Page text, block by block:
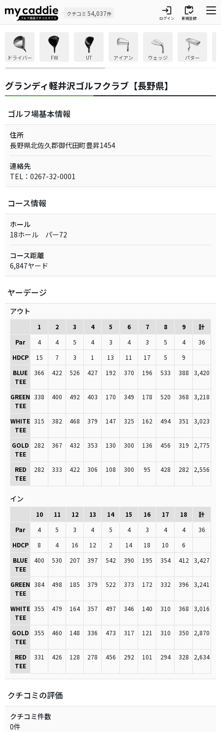
クチコミ 54,037件 login
ログイン
inventory
新規登録
ドライバー FW UT アイアン ウェッジ パター
グランディ軽井沢ゴルフクラブ【長野県】
ゴルフ場基本情報
住所
長野県北佐久郡御代田町豊昇1454
連絡先
TEL：0267-32-0001
コース情報
ホール
18ホール パー72
コース距離
6,847ヤード
ヤーデージ
アウト
1 2 3 4 5 6 7 8 9
計
Par
4 4 5 4 3 4 3 5 4
36
HDCP
15 7 3 1 13 11 17 5
9
BLUE
TEE
366 422 526 427 192 370 196 533 388 3,420
GREEN
TEE
338 400 492 403 170 349 178 520 368 3,218
WHITE
TEE
315 382 468 379 147 325 162 494 351 3,023
GOLD
TEE
282 367 432 353 130 300 136 456 319 2,775
RED
TEE
282 333 422 306 108 300 95 428 282 2,556
イン
10 11 12 13 14 15 16 17 18
計
Par
4 5 3 4 5 4 3 4 4
36
HDCP
8 4 16 12 2 14 18 10
6
BLUE
TEE
400 530 207 397 542 390 195 354 412 3,427
GREEN
TEE
384 498 185 379 522 373 172 332 396 3,241
WHITE
TEE
355 479 164 357 497 346 140 310 368 3,016
GOLD
TEE
355 460 148 336 473 317 121 310 350 2,870
RED
TEE
331 426 128 278 456 292 101 294 328 2,634
クチコミの評価
クチコミ件数
0件